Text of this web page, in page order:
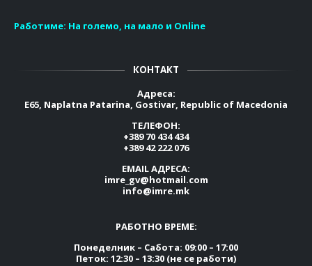
Работиме: На големо, на мало и Online
КОНТАКТ
Адреса:
E65, Naplatna Patarina, Gostivar, Republic of Macedonia
ТЕЛЕФОН:
+389 70 434 434
+389 42 222 076
EMAIL АДРЕСА:
imre_gv@hotmail.com
info@imre.mk
РАБОТНО ВРЕМЕ:
Понеделник – Сабота: 09:00 – 17:00
Петок: 12:30 – 13:30 (не се работи)